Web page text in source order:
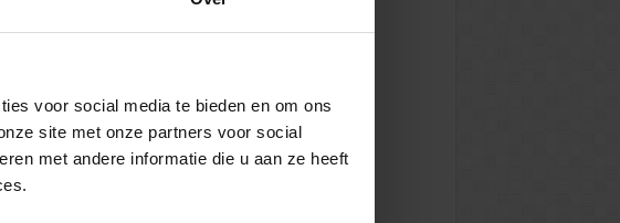
voor social media te bieden en om ons
site met onze partners voor social
met andere informatie die u aan ze heeft